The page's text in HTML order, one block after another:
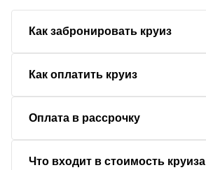
Как забронировать круиз
Как оплатить круиз
Оплата в рассрочку
Что входит в стоимость круиза